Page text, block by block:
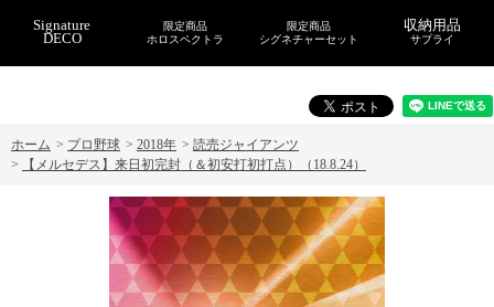
Signature
DECO
限定商品
ホロスペクトラ
限定商品
シグネチャーセット
収納用品
サプライ
ホーム > プロ野球 > 2018年 > 読売ジャイアンツ
>
【メルセデス】来日初完封（＆初安打初打点）（18.8.24）